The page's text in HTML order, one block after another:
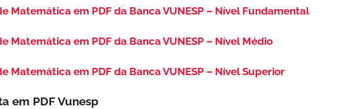
Matemática em PDF da Banca VUNESP – Nível Fundamental
Matemática em PDF da Banca VUNESP – Nível Médio
Matemática em PDF da Banca VUNESP – Nível Superior
em PDFVunesp